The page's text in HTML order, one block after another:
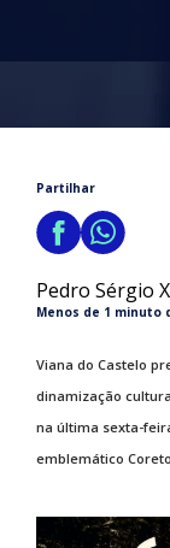
Partilhar
Pedro Sérgio
Menos de 1 minuto
Viana do Castelo
dinamização
na última sexta-
emblemático